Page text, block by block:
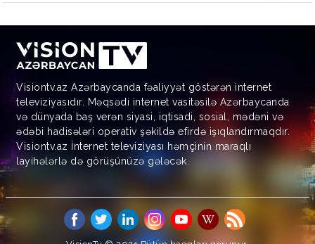
Visiontv.az Azərbaycanda fəaliyyət göstərən internet
televiziyasıdır. Məqsədi internet vasitəsilə Azərbaycanda
və dünyada baş verən siyasi, iqtisadi, sosial, mədəni və
ədəbi hadisələri operativ şəkildə efirdə işıqlandırmaqdır.
Visiontv.az İnternet televiziyası həmçinin maraqlı
layihələrlə də görüşünüzə gələcək.